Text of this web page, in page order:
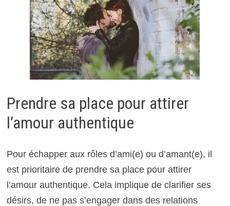
Prendre sa place pour attirer
l’amour authentique
Pour échapper aux rôles d’ami(e) ou d’amant(e), il
est prioritaire de prendre sa place pour attirer
l’amour authentique. Cela implique de clarifier ses
désirs, de ne pas s’engager dans des relations